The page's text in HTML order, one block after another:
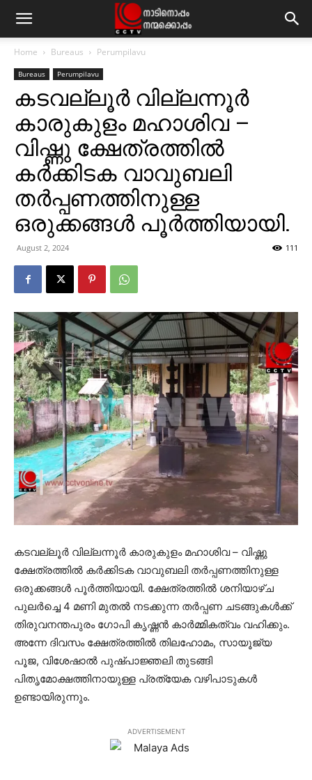
Home Bureaus Perumpilavu
Bureaus Perumpilavu
കടവല്ലൂര്‍ വില്ലന്നൂര്‍
കാരുകുളം മഹാശിവ –
വിഷ്ണു ക്ഷേത്രത്തില്‍
കര്‍ക്കിടക വാവുബലി
തര്‍പ്പണത്തിനുള്ള
ഒരുക്കങ്ങള്‍ പൂര്‍ത്തിയായി.
August 2, 2024 111
കടവല്ലൂര്‍ വില്ലന്നൂര്‍ കാരുകുളം മഹാശിവ – വിഷ്ണു
ക്ഷേത്രത്തില്‍ കര്‍ക്കിടക വാവുബലി തര്‍പ്പണത്തിനുള്ള
ഒരുക്കങ്ങള്‍ പൂര്‍ത്തിയായി. ക്ഷേത്രത്തില്‍ ശനിയാഴ്ച
പുലര്‍ച്ചെ 4 മണി മുതല്‍ നടക്കുന്ന തര്‍പ്പണ ചടങ്ങുകള്‍ക്ക്
തിരുവനന്തപുരം ഗോപി കൃഷ്ണന്‍ കാര്‍മ്മികത്വം വഹിക്കും.
അന്നേ ദിവസം ക്ഷേത്രത്തില്‍ തിലഹോമം, സായൂജ്യ
പൂജ, വിശേഷാല്‍ പുഷ്പാജ്ഞലി തുടങ്ങി
പിതൃമോക്ഷത്തിനായുള്ള പ്രത്യേക വഴിപാടുകള്‍
ഉണ്ടായിരുന്നും.
ADVERTISEMENT